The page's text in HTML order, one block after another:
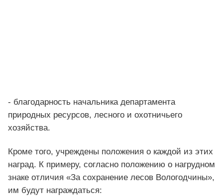
- благодарность начальника департамента
природных ресурсов, лесного и охотничьего
хозяйства.
Кроме того, учреждены положения о каждой из этих
наград. К примеру, согласно положению о нагрудном
знаке отличия «За сохранение лесов Вологодчины»,
им будут награждаться: